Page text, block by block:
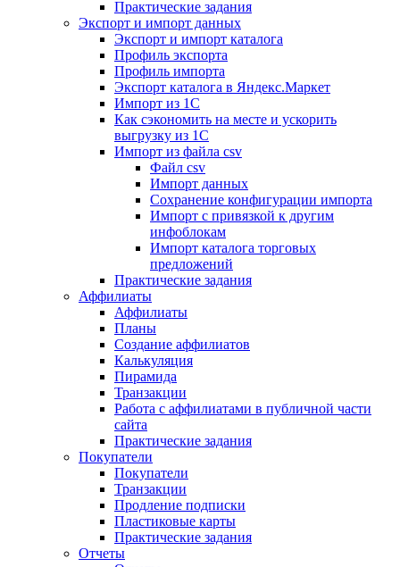
Практические задания
Экспорт и импорт данных
Экспорт и импорт каталога
Профиль экспорта
Профиль импорта
Экспорт каталога в Яндекс.Маркет
Импорт из 1С
Как сэкономить на месте и ускорить
выгрузку из 1С
Импорт из файла csv
Файл csv
Импорт данных
Сохранение конфигурации импорта
Импорт с привязкой к другим
инфоблокам
Импорт каталога торговых
предложений
Практические задания
Аффилиаты
Аффилиаты
Планы
Создание аффилиатов
Калькуляция
Пирамида
Транзакции
Работа с аффилиатами в публичной части
сайта
Практические задания
Покупатели
Покупатели
Транзакции
Продление подписки
Пластиковые карты
Практические задания
Отчеты